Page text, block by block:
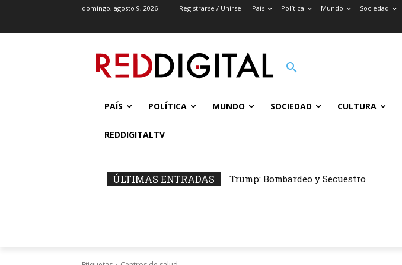
domingo, agosto 9, 2026 Registrarse / Unirse País Política Mundo Sociedad
PAÍS POLÍTICA MUNDO SOCIEDAD CULTURA
REDDIGITALTV
ÚLTIMAS ENTRADAS Trump: Bombardeo y Secuestro